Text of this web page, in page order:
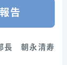
告
長 朝永清寿